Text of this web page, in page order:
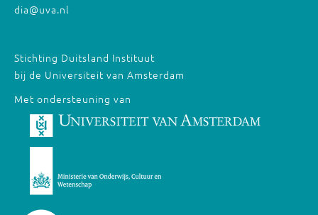
dia@uva.nl
Stichting Duitsland Instituut
bij de Universiteit van Amsterdam
Met ondersteuning van